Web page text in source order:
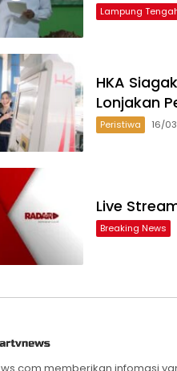
Lampung
HKA
Lonjakan
Peristiwa 16/
Live
Breaking News